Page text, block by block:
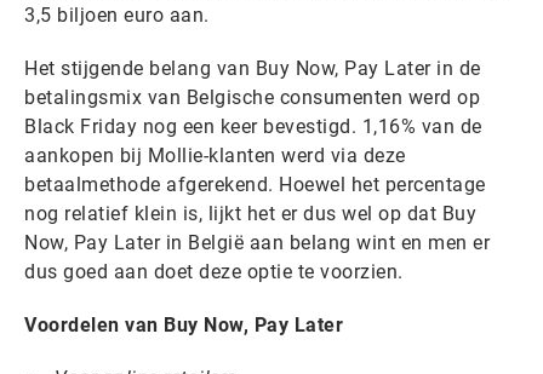
3,5 biljoen euro aan.
Het stijgende belang van Buy Now, Pay Later in de
betalingsmix van Belgische consumenten werd op
Black Friday nog een keer bevestigd. 1,16% van de
aankopen bij Mollie-klanten werd via deze
betaalmethode afgerekend. Hoewel het percentage
nog relatief klein is, lijkt het er dus wel op dat Buy
Now, Pay Later in België aan belang wint en men er
dus goed aan doet deze optie te voorzien.
Voordelen van Buy Now, Pay Later